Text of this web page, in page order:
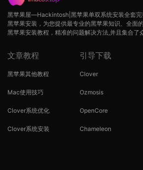
黑苹果屋—Hackintosh|黑苹果单双系统安装全套完
黑苹果安装，为您提供最专业的黑苹果知识、全面
黑苹果安装教程，精准的问题解决方法,并且集合了
文章教程
黑苹果其他教程
Mac使用技巧
Clover系统优化
Clover系统安装
引导下载
Clover
Ozmosis
OpenCore
Chameleon